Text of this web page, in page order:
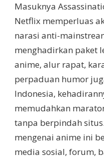
Masuknya
Netflix memperluas
narasi anti-
menghadirkan paket
anime, alur rapat,
perpaduan humor
Indonesia,
memudahkan
tanpa berpindah
mengenai anime ini
media sosial, forum,